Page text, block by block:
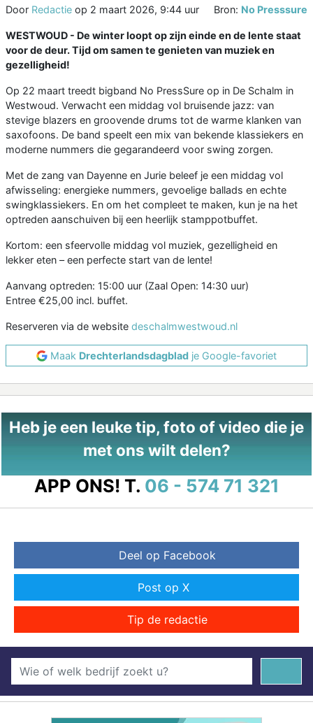
Door Redactie op 2 maart 2026, 9:44 uur Bron: No Presssure
WESTWOUD - De winter loopt op zijn einde en de lente staat
voor de deur. Tijd om samen te genieten van muziek en
gezelligheid!
Op 22 maart treedt bigband No PressSure op in De Schalm in
Westwoud. Verwacht een middag vol bruisende jazz: van
stevige blazers en groovende drums tot de warme klanken van
saxofoons. De band speelt een mix van bekende klassiekers en
moderne nummers die gegarandeerd voor swing zorgen.
Met de zang van Dayenne en Jurie beleef je een middag vol
afwisseling: energieke nummers, gevoelige ballads en echte
swingklassiekers. En om het compleet te maken, kun je na het
optreden aanschuiven bij een heerlijk stamppotbuffet.
Kortom: een sfeervolle middag vol muziek, gezelligheid en
lekker eten – een perfecte start van de lente!
Aanvang optreden: 15:00 uur (Zaal Open: 14:30 uur)
Entree €25,00 incl. buffet.
Reserveren via de website deschalmwestwoud.nl
Maak Drechterlandsdagblad je Google-favoriet
Heb je een leuke tip, foto of video die je
met ons wilt delen?
APP ONS! T. 06 - 574 71 321
Deel op Facebook
Post op X
Tip de redactie